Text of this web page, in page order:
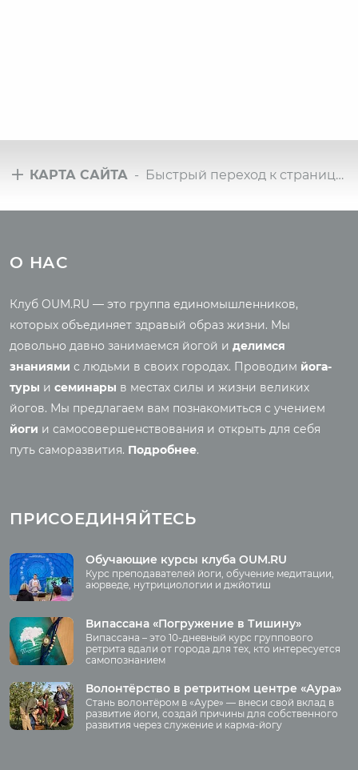
КАРТА САЙТА - Быстрый переход к страницам сайта
Йога-туры с клубом
OUM.RU
Фото йога-туров
Аудио отзывы о турах
Семинары
Аудио отзывы о
О нас
Преподаватели
Регионы
Ваша помощь
Принять участие
Волонтёрство
Правильное питание
Энциклопедия йоги
Саморазвитие
Реинкарнация
Основы йоги
Медитация
Шаткармы
Пранаяма
Фото
О НАС
Клуб OUM.RU — это группа единомышленников,
которых объединяет здравый образ жизни. Мы
довольно давно занимаемся йогой и делимся
знаниями с людьми в своих городах. Проводим йога-
туры и семинары в местах силы и жизни великих
йогов. Мы предлагаем вам познакомиться с учением
йоги и самосовершенствования и открыть для себя
путь саморазвития. Подробнее.
ПРИСОЕДИНЯЙТЕСЬ
Обучающие курсы клуба OUM.RU
Курс преподавателей йоги, обучение медитации,
аюрведе, нутрициологии и джйотиш
Випассана «Погружение в Тишину»
Випассана – это 10-дневный курс группового
ретрита вдали от города для тех, кто интересуется
самопознанием
Волонтёрство в ретритном центре «Аура»
Стань волонтёром в «Ауре» — внеси свой вклад в
развитие йоги, создай причины для собственного
развития через служение и карма-йогу